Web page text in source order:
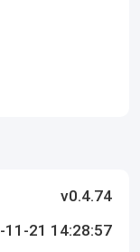
v0.4.74
11-21 14:28:57